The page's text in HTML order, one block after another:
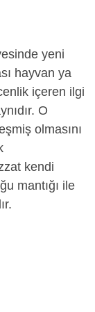
yeni
hayvan ya
içeren ilgi
O
olmasını
kendi
mantığı ile